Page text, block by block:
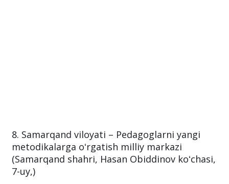
8. Samarqand viloyati – Pedagoglarni yangi
metodikalarga oʻrgatish milliy markazi
(Samarqand shahri, Hasan Obiddinov koʻchasi,
7-uy,)